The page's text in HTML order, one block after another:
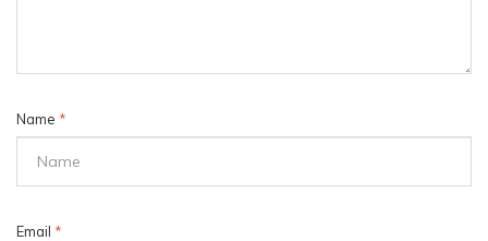
Name *
Email *